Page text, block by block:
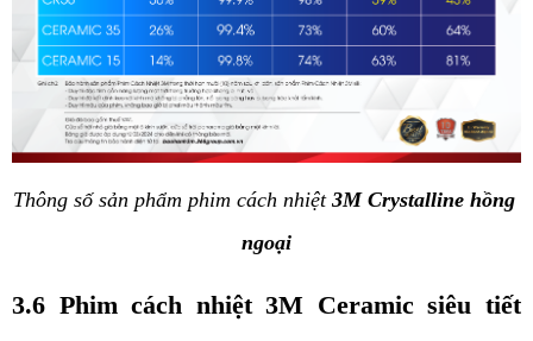
Thông số sản phẩm phim cách nhiệt 3M Crystalline hồng
ngoại
3.6 Phim cách nhiệt 3M Ceramic siêu tiết